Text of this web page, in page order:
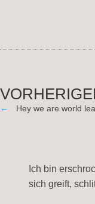
← Hey we are world
Ich bin
sich greift,